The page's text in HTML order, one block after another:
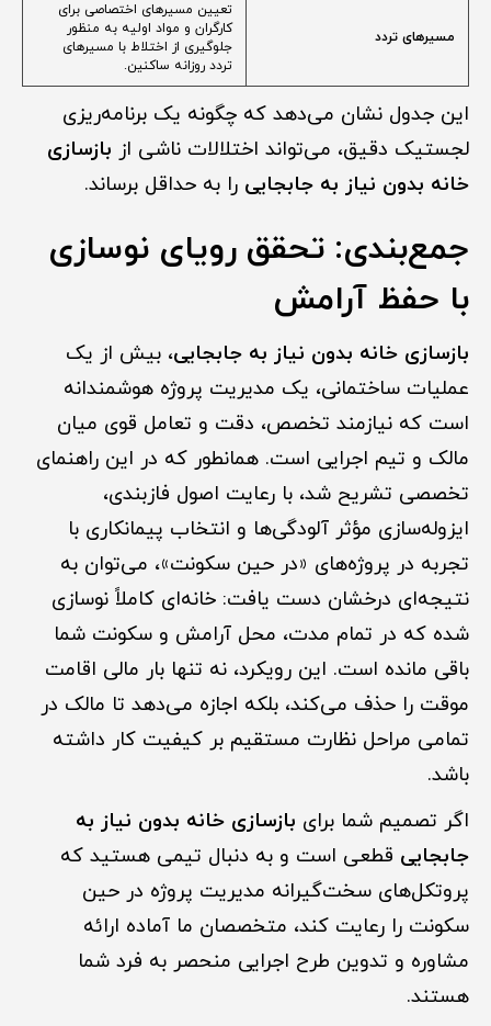
مسیرهای تردد
تعیین مسیرهای اختصاصی برای
کارگران و مواد اولیه به منظور
جلوگیری از اختلاط با مسیرهای
تردد روزانه ساکنین.
این جدول نشان می‌دهد که چگونه یک برنامه‌ریزی
لجستیک دقیق، می‌تواند اختلالات ناشی از بازسازی
خانه بدون نیاز به جابجایی را به حداقل برساند.
جمع‌بندی: تحقق رویای نوسازی
با حفظ آرامش
بازسازی خانه بدون نیاز به جابجایی، بیش از یک
عملیات ساختمانی، یک مدیریت پروژه هوشمندانه
است که نیازمند تخصص، دقت و تعامل قوی میان
مالک و تیم اجرایی است. همانطور که در این راهنمای
تخصصی تشریح شد، با رعایت اصول فازبندی،
ایزوله‌سازی مؤثر آلودگی‌ها و انتخاب پیمانکاری با
تجربه در پروژه‌های «در حین سکونت»، می‌توان به
نتیجه‌ای درخشان دست یافت: خانه‌ای کاملاً نوسازی
شده که در تمام مدت، محل آرامش و سکونت شما
باقی مانده است. این رویکرد، نه تنها بار مالی اقامت
موقت را حذف می‌کند، بلکه اجازه می‌دهد تا مالک در
تمامی مراحل نظارت مستقیم بر کیفیت کار داشته
باشد.
اگر تصمیم شما برای بازسازی خانه بدون نیاز به
جابجایی قطعی است و به دنبال تیمی هستید که
پروتکل‌های سخت‌گیرانه مدیریت پروژه در حین
سکونت را رعایت کند، متخصصان ما آماده ارائه
مشاوره و تدوین طرح اجرایی منحصر به فرد شما
هستند.